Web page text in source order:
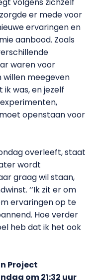
volgens zichzelf
er mede voor
ervaringen en
aanbood. Zoals
waren voor
willen meegeven
was, en jezelf
openstaan voor
overleeft, staat
wordt
graag wil staan,
‘’Ik zit er om
ervaringen op te
Hoe verder
heb dat ik het ook
Project
om 21:32 uur